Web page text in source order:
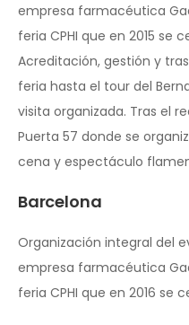
empresa farmacéutica
feria CPHI que en 2015 se
Acreditación, gestión y
feria hasta el tour del
visita organizada. Tras el
Puerta 57 donde se
cena y espectáculo
Barcelona
Organización integral del
empresa farmacéutica
feria CPHI que en 2016 se